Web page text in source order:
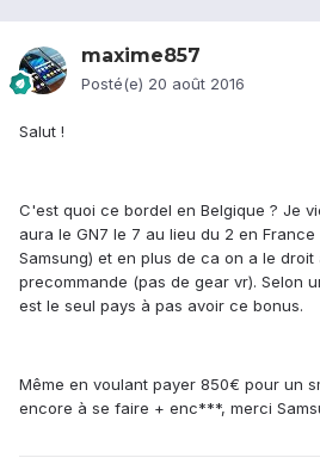
maxime857
Posté(e) 20 août 2016
Salut !
C'est quoi ce bordel en Belgique ? Je
aura le GN7 le 7 au lieu du 2 en
Samsung) et en plus de ca on a le
precommande (pas de gear vr). Selon
est le seul pays à pas avoir ce bonus.
Même en voulant payer 850€ pour un
encore à se faire + enc***, merci